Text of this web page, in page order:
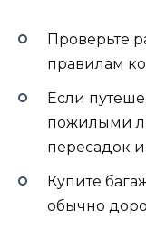
Проверьте
правилам
Если
пожилыми
пересадок
Купите
обычно